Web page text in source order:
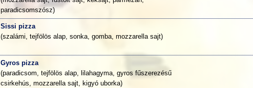
paradicsomszósz)
Sissi pizza
(szalámi, tejfölös alap, sonka, gomba, mozzarella sajt)
Gyros pizza
(paradicsom, tejfölös alap, lilahagyma, gyros fűszerezésű
csirkehús, mozzarella sajt, kigyó uborka)